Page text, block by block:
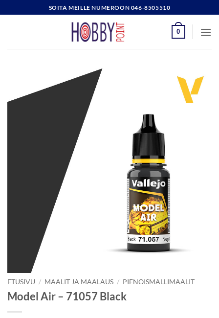
to
SOITA MEILLE NUMEROON 046-8505510
0
ETUSIVU / MAALIT JA MAALAUS / PIENOISMALLIMAALIT
Model Air – 71057 Black